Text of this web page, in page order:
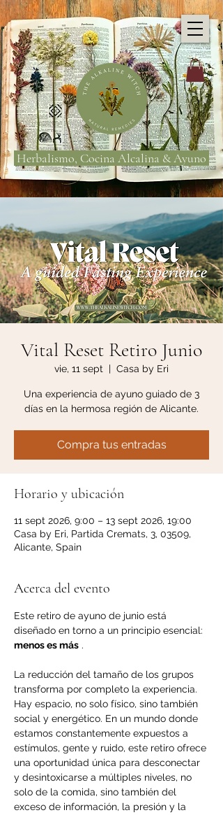
Herbalismo, Cocina Alcalina & Ayuno
Vital Reset Retiro Junio
vie, 11 sept
  |
Casa by Eri
Una experiencia de ayuno guiado de 3
días en la hermosa región de Alicante.
Compra tus entradas
Horario y ubicación
11 sept 2026, 9:00 – 13 sept 2026, 19:00
Casa by Eri, Partida Cremats, 3, 03509,
Alicante, Spain
Acerca del evento
Este retiro de ayuno de junio está
diseñado en torno a un principio esencial:
menos es más .
La reducción del tamaño de los grupos
transforma por completo la experiencia.
Hay espacio, no solo físico, sino también
social y energético. En un mundo donde
estamos constantemente expuestos a
estímulos, gente y ruido, este retiro ofrece
una oportunidad única para desconectar
y desintoxicarse a múltiples niveles, no
solo de la comida, sino también del
exceso de información, la presión y la